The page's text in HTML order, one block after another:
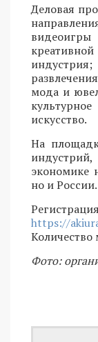
Деловая
мода и
искусство.
На
экономике
но и России.
https://
Количество
Фото: